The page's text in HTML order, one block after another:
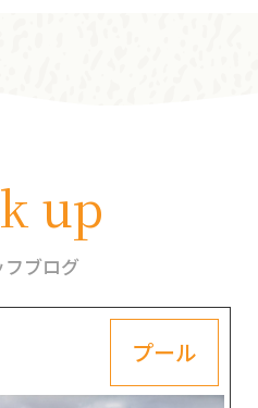
up
フブログ
プール